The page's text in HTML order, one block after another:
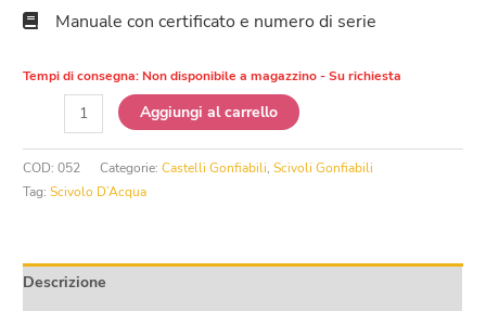
Manuale con certificato e numero di serie
Tempi di consegna: Non disponibile a magazzino - Su richiesta
Gonfiabile
Scivolo
d'acqua
Surfista
Aggiungi al carrello
COD:052 Categorie:Castelli Gonfiabili,Scivoli Gonfiabili
Tag:Scivolo D’Acqua
Descrizione